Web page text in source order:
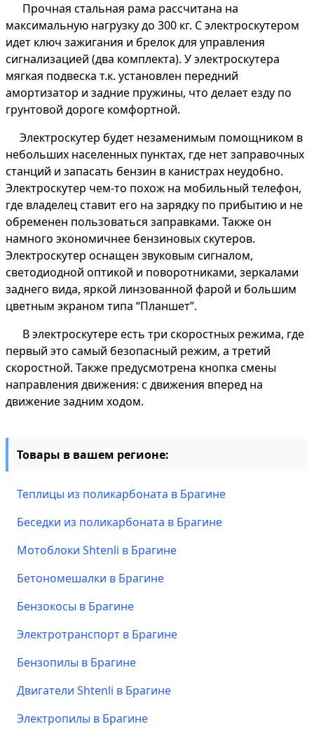
Прочная стальная рама рассчитана на
максимальную нагрузку до 300 кг. С электроскутером
идет ключ зажигания и брелок для управления
сигнализацией (два комплекта). У электроскутера
мягкая подвеска т.к. установлен передний
амортизатор и задние пружины, что делает езду по
грунтовой дороге комфортной.
Электроскутер будет незаменимым помощником в
небольших населенных пунктах, где нет заправочных
станций и запасать бензин в канистрах неудобно.
Электроскутер чем-то похож на мобильный телефон,
где владелец ставит его на зарядку по прибытию и не
обременен пользоваться заправками. Также он
намного экономичнее бензиновых скутеров.
Электроскутер оснащен звуковым сигналом,
светодиодной оптикой и поворотниками, зеркалами
заднего вида, яркой линзованной фарой и большим
цветным экраном типа “Планшет”.
В электроскутере есть три скоростных режима, где
первый это самый безопасный режим, а третий
скоростной. Также предусмотрена кнопка смены
направления движения: с движения вперед на
движение задним ходом.
Товары в вашем регионе:
Теплицы из поликарбоната в Брагине
Беседки из поликарбоната в Брагине
Мотоблоки Shtenli в Брагине
Бетономешалки в Брагине
Бензокосы в Брагине
Электротранспорт в Брагине
Бензопилы в Брагине
Двигатели Shtenli в Брагине
Электропилы в Брагине